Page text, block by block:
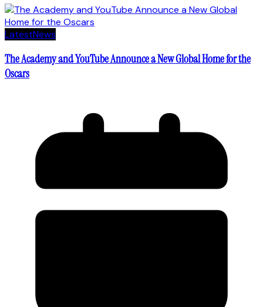
LatestNews
The Academy and YouTube Announce a New Global Home for the
Oscars